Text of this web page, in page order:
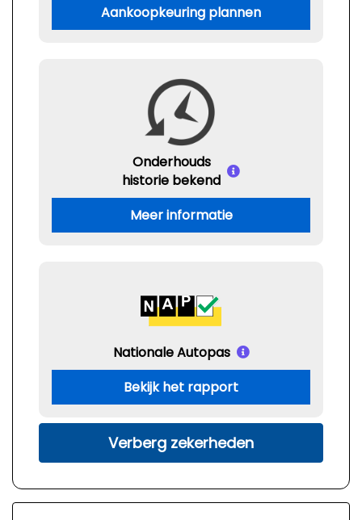
Aankoopkeuring plannen
Onderhouds
historie bekend
Meer informatie
Nationale Autopas
Bekijk het rapport
Verberg zekerheden